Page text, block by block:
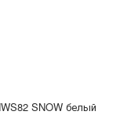
SNOW белый